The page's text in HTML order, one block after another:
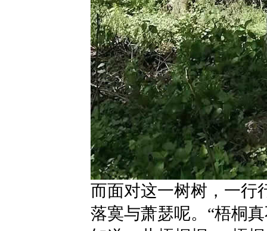
而面对这一树树，一行
落寞与萧瑟呢。“梧桐